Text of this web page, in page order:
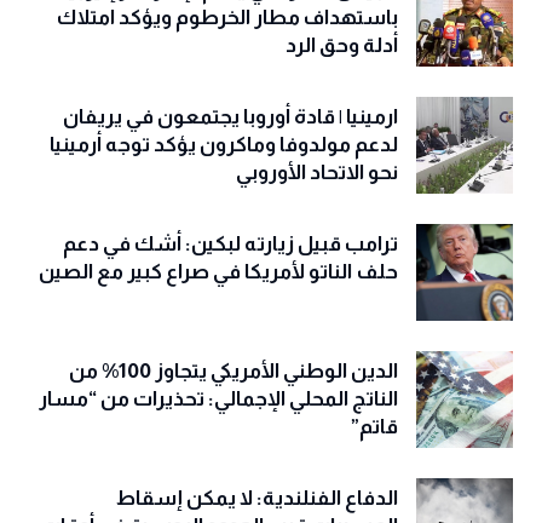
باستهداف مطار الخرطوم ويؤكد امتلاك
أدلة وحق الرد
ارمينيا | قادة أوروبا يجتمعون في يريفان
لدعم مولدوفا وماكرون يؤكد توجه أرمينيا
نحو الاتحاد الأوروبي
ترامب قبيل زيارته لبكين: أشك في دعم
حلف الناتو لأمريكا في صراع كبير مع الصين
الدين الوطني الأمريكي يتجاوز 100% من
الناتج المحلي الإجمالي: تحذيرات من “مسار
قاتم”
الدفاع الفنلندية: لا يمكن إسقاط